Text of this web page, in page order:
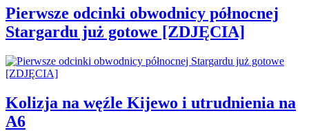
Pierwsze odcinki obwodnicy północnej
Stargardu już gotowe [ZDJĘCIA]
Kolizja na węźle Kijewo i utrudnienia na
A6